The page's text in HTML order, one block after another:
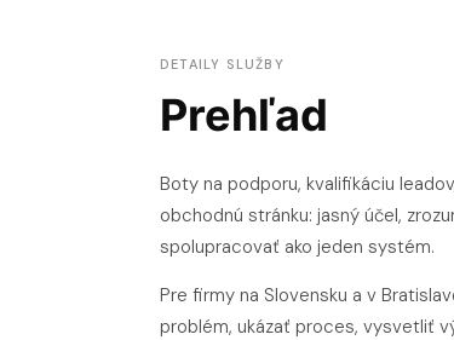
DETAILY SLUŽBY
Prehľad
Boty na podporu, kvalifikáciu
obchodnú stránku: jasný účel,
spolupracovať ako jeden systém.
Pre firmy na Slovensku a v
problém, ukázať proces, vysvetliť